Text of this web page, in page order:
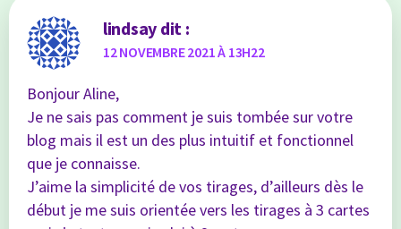
lindsay dit :
12 NOVEMBRE 2021 À 13H22
Bonjour Aline,
Je ne sais pas comment je suis tombée sur votre
blog mais il est un des plus intuitif et fonctionnel
que je connaisse.
J’aime la simplicité de vos tirages, d’ailleurs dès le
début je me suis orientée vers les tirages à 3 cartes